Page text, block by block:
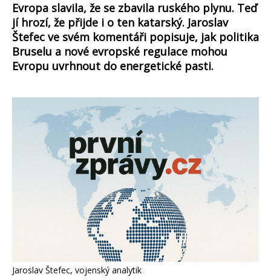
Evropa slavila, že se zbavila ruského plynu. Teď
jí hrozí, že přijde i o ten katarský. Jaroslav
Štefec ve svém komentáři popisuje, jak politika
Bruselu a nové evropské regulace mohou
Evropu uvrhnout do energetické pasti.
Jaroslav Štefec, vojenský analytik